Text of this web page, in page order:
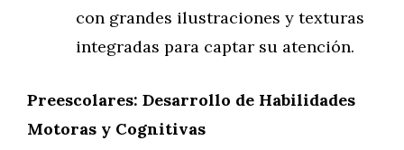
con grandes ilustraciones y texturas
integradas para captar su atención.
Preescolares: Desarrollo de Habilidades
Motoras y Cognitivas